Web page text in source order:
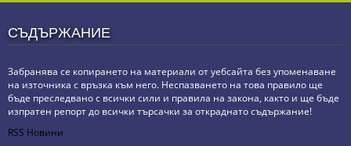
СЪДЪРЖАНИЕ
Забранява се копирането на материали от уебсайта без упоменаване
на източника с връзка към него. Неспазването на това правило ще
бъде преследвано с всички сили и правила на закона, както и ще бъде
изпратен репорт до всички търсачки за откраднато съдържание!
RSS Новини